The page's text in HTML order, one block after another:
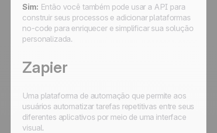
Sim: Então você também pode usar a API para
construir seus processos e adicionar plataformas
no-code para enriquecer e simplificar sua solução
personalizada.
Zapier
Uma plataforma de automação que permite aos
usuários automatizar tarefas repetitivas entre seus
diferentes aplicativos por meio de uma interface
visual.